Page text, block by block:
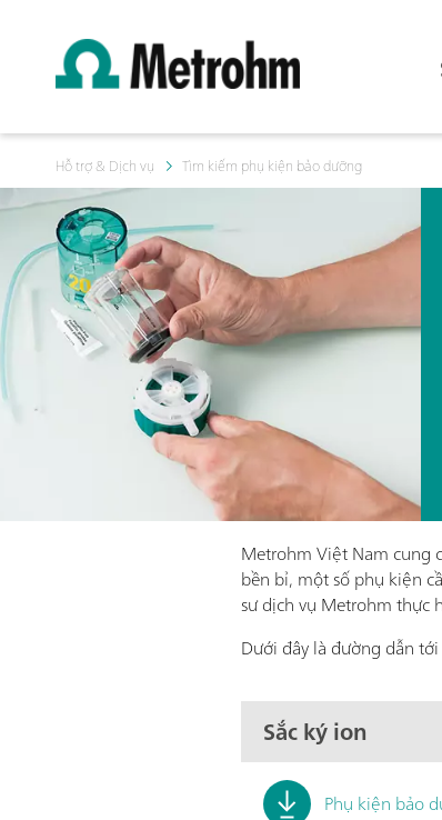
Hỗ trợ & Dịch vụ Tìm kiếm phụ kiện bảo dưỡng
Metrohm Việt Nam cung
bền bỉ, một số phụ kiện
sư dịch vụ Metrohm thực
Dưới đây là đường dẫn
Sắc ký ion
Phụ kiện bảo